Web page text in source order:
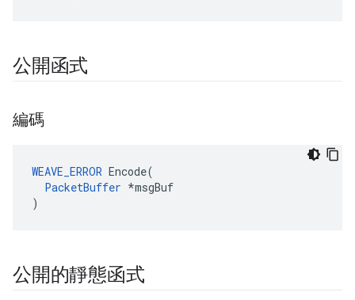
公開函式
編碼
WEAVE_ERROR Encode(
PacketBuffer *msgBuf
)
公開的靜態函式